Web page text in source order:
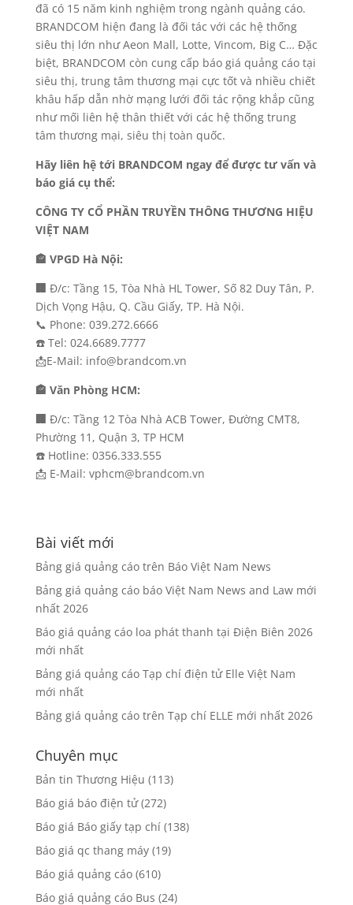
đã có 15 năm kinh nghiệm trong ngành quảng cáo.
BRANDCOM hiện đang là đối tác với các hệ thống
siêu thị lớn như Aeon Mall, Lotte, Vincom, Big C… Đặc
biệt, BRANDCOM còn cung cấp báo giá quảng cáo tại
siêu thị, trung tâm thương mại cực tốt và nhiều chiết
khâu hấp dẫn nhờ mạng lưới đối tác rộng khắp cũng
như mối liên hệ thân thiết với các hệ thống trung
tâm thương mại, siêu thị toàn quốc.
Hãy liên hệ tới BRANDCOM ngay để được tư vấn và
báo giá cụ thể:
CÔNG TY CỔ PHẦN TRUYỀN THÔNG THƯƠNG HIỆU
VIỆT NAM
🏤 VPGD Hà Nội:
🏢 Đ/c: Tầng 15, Tòa Nhà HL Tower, Số 82 Duy Tân, P.
Dịch Vọng Hậu, Q. Cầu Giấy, TP. Hà Nội.
📞 Phone: 039.272.6666
☎️ Tel: 024.6689.7777
📩E-Mail: info@brandcom.vn
🏤 Văn Phòng HCM:
🏢 Đ/c: Tầng 12 Tòa Nhà ACB Tower, Đường CMT8,
Phường 11, Quận 3, TP HCM
☎️ Hotline: 0356.333.555
📩 E-Mail: vphcm@brandcom.vn
Bài viết mới
Bảng giá quảng cáo trên Báo Việt Nam News
Bảng giá quảng cáo báo Việt Nam News and Law mới
nhất 2026
Báo giá quảng cáo loa phát thanh tại Điện Biên 2026
mới nhất
Bảng giá quảng cáo Tạp chí điện tử Elle Việt Nam
mới nhất
Bảng giá quảng cáo trên Tạp chí ELLE mới nhất 2026
Chuyên mục
Bản tin Thương Hiệu (113)
Báo giá báo điện tử(272)
Báo giá Báo giấy tạp chí(138)
Báo giá qc thang máy(19)
Báo giá quảng cáo(610)
Báo giá quảng cáo Bus (24)